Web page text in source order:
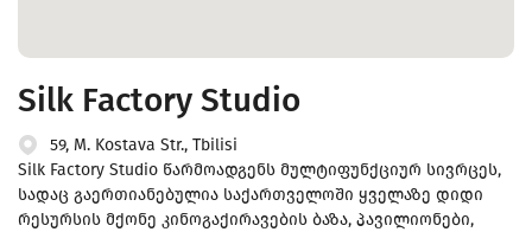
Silk Factory Studio
59, M. Kostava Str., Tbilisi
Silk Factory Studio წარმოადგენს მულტიფუნქციურ სივრცეს,
სადაც გაერთიანებულია საქართველოში ყველაზე დიდი
რესურსის მქონე კინოგაქირავების ბაზა, პავილიონები,